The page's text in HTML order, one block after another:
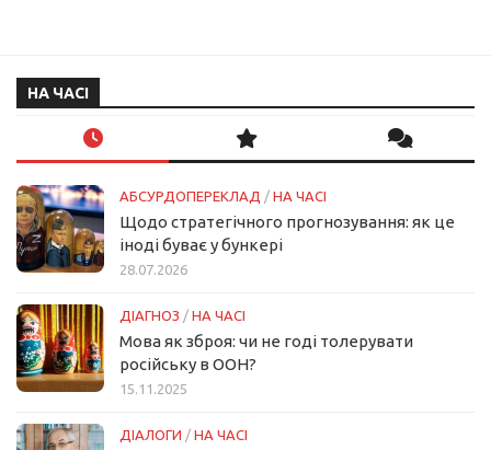
НА ЧАСІ
АБСУРДОПЕРЕКЛАД / НА ЧАСІ
Щодо стратегічного прогнозування: як це
іноді буває у бункері
28.07.2026
ДІАГНОЗ / НА ЧАСІ
Мова як зброя: чи не годі толерувати
російську в ООН?
15.11.2025
ДІАЛОГИ / НА ЧАСІ